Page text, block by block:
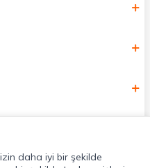
daha iyi bir şekilde